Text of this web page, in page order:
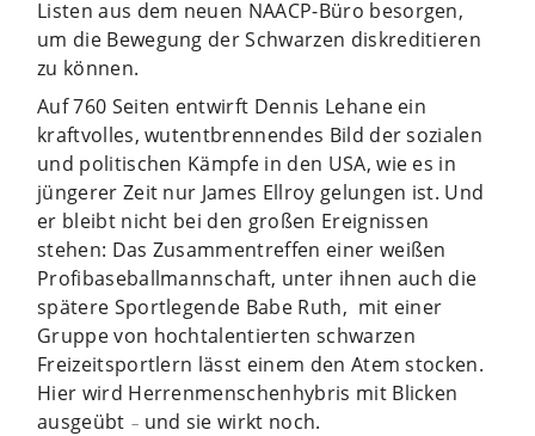
Listen aus dem neuen NAACP-Büro besorgen,
um die Bewegung der Schwarzen diskreditieren
zu können.
Auf 760 Seiten entwirft Dennis Lehane ein
kraftvolles, wutentbrennendes Bild der sozialen
und politischen Kämpfe in den USA, wie es in
jüngerer Zeit nur James Ellroy gelungen ist. Und
er bleibt nicht bei den großen Ereignissen
stehen: Das Zusammentreffen einer weißen
Profibaseballmannschaft, unter ihnen auch die
spätere Sportlegende Babe Ruth, mit einer
Gruppe von hochtalentierten schwarzen
Freizeitsportlern lässt einem den Atem stocken.
Hier wird Herrenmenschenhybris mit Blicken
ausgeübt – und sie wirkt noch.